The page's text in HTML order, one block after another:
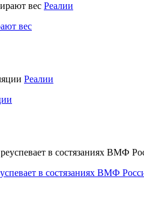
Реалии
вес
Реалии
в состязаниях ВМФ